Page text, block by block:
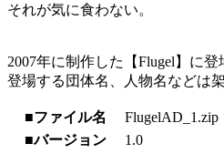
それが気に食わない。
2007年に制作した【Flugel】に
登場する団体名、人物名などは
■ファイル名
FlugelAD_1.zip
■バージョン
1.0